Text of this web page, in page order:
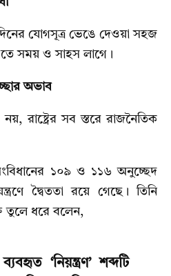
যোগসূত্র ভেঙে দেওয়া সহজ
সময় ও সাহস লাগে।
অভাব
রাষ্ট্রের সব স্তরে রাজনৈতিক
১০৯ ও ১১৬ অনুচ্ছেদ
দ্বৈততা রয়ে গেছে। তিনি
তুলে ধরে বলেন,
‘নিয়ন্ত্রণ’ শব্দটি